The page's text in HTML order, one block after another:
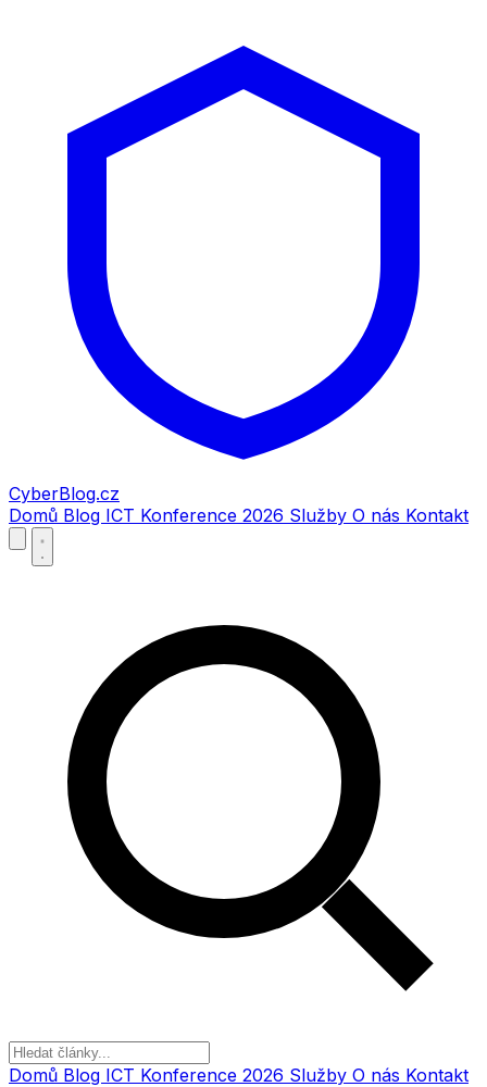
CyberBlog.cz
Domů Blog ICT Konference 2026 Služby O nás Kontakt
Domů Blog ICT Konference 2026 Služby O nás Kontakt